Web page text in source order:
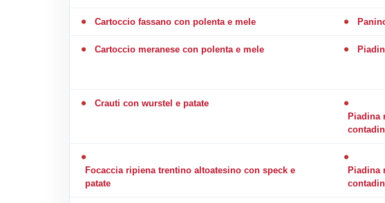
Cartoccio fassano con polenta e mele
Cartoccio meranese con polenta e mele
Crauti con wurstel e patate
Piadina
Focaccia ripiena trentino altoatesino con speck e
patate
Piadina